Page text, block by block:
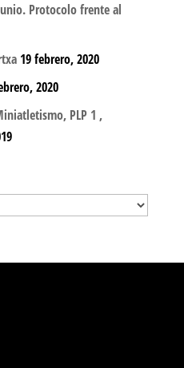
Protocolo frente al
19 febrero, 2020
2020
PLP 1 ,